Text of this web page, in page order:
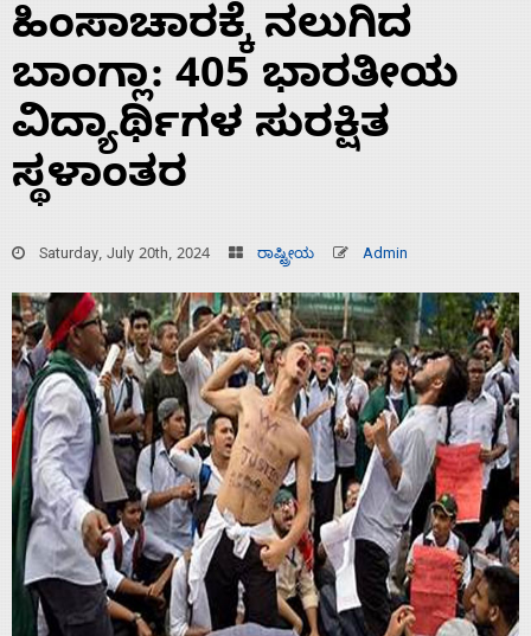
ಹಿಂಸಾಚಾರಕ್ಕೆ ನಲುಗಿದ
ಬಾಂಗ್ಲಾ: 405 ಭಾರತೀಯ
ವಿದ್ಯಾರ್ಥಿಗಳ ಸುರಕ್ಷಿತ
ಸ್ಥಳಾಂತರ
Saturday, July 20th, 2024 ರಾಷ್ಟ್ರೀಯ Admin